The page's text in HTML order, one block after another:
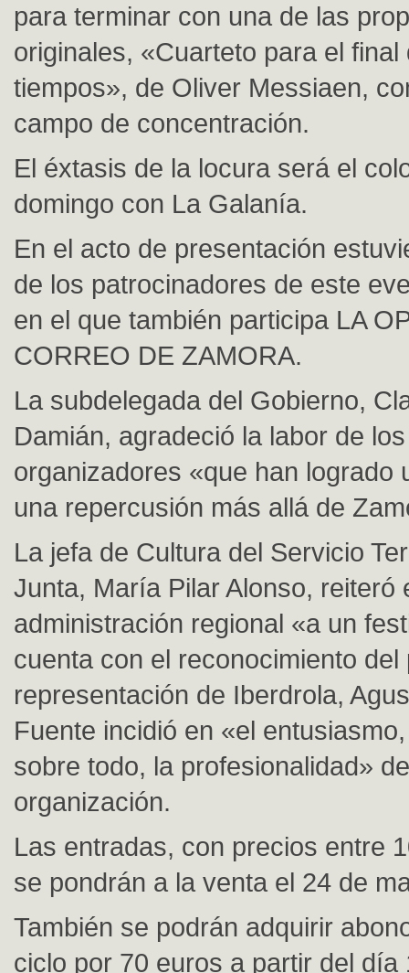
para terminar con una de las
originales, «Cuarteto para el final
tiempos», de Oliver Messiaen,
campo de concentración.
El éxtasis de la locura será el
domingo con La Galanía.
En el acto de presentación
de los patrocinadores de este
en el que también participa LA
CORREO DE ZAMORA.
La subdelegada del Gobierno,
Damián, agradeció la labor de los
organizadores «que han logrado
una repercusión más allá de
La jefa de Cultura del Servicio
Junta, María Pilar Alonso, reiteró
administración regional «a un
cuenta con el reconocimiento del
representación de Iberdrola,
Fuente incidió en «el
sobre todo, la profesionalidad»
organización.
Las entradas, con precios entre
se pondrán a la venta el 24 de
También se podrán adquirir
ciclo por 70 euros a partir del día